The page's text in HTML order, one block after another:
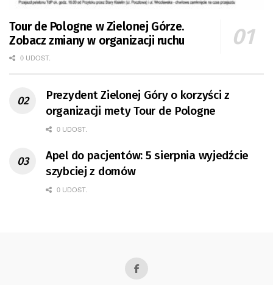
Tour de Pologne w Zielonej Górze.
Zobacz zmiany w organizacji ruchu
0 UDOST.
Prezydent Zielonej Góry o korzyści z
organizacji mety Tour de Pologne
0 UDOST.
Apel do pacjentów: 5 sierpnia wyjedźcie
szybciej z domów
0 UDOST.